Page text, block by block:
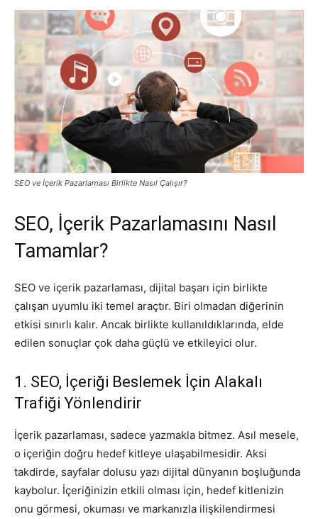
SEO ve İçerik Pazarlaması Birlikte Nasıl Çalışır?
SEO, İçerik Pazarlamasını Nasıl
Tamamlar?
​​SEO ve içerik pazarlaması, dijital başarı için birlikte
çalışan uyumlu iki temel araçtır. Biri olmadan diğerinin
etkisi sınırlı kalır. Ancak birlikte kullanıldıklarında, elde
edilen sonuçlar çok daha güçlü ve etkileyici olur.
1. SEO, İçeriği Beslemek İçin Alakalı
Trafiği Yönlendirir
İçerik pazarlaması, sadece yazmakla bitmez. Asıl mesele,
o içeriğin doğru hedef kitleye ulaşabilmesidir. Aksi
takdirde, sayfalar dolusu yazı dijital dünyanın boşluğunda
kaybolur. İçeriğinizin etkili olması için, hedef kitlenizin
onu görmesi, okuması ve markanızla ilişkilendirmesi